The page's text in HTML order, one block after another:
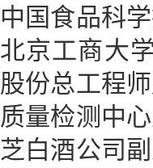
中国食品科
北京工商大
股份总工程
质量检测中
芝白酒公司